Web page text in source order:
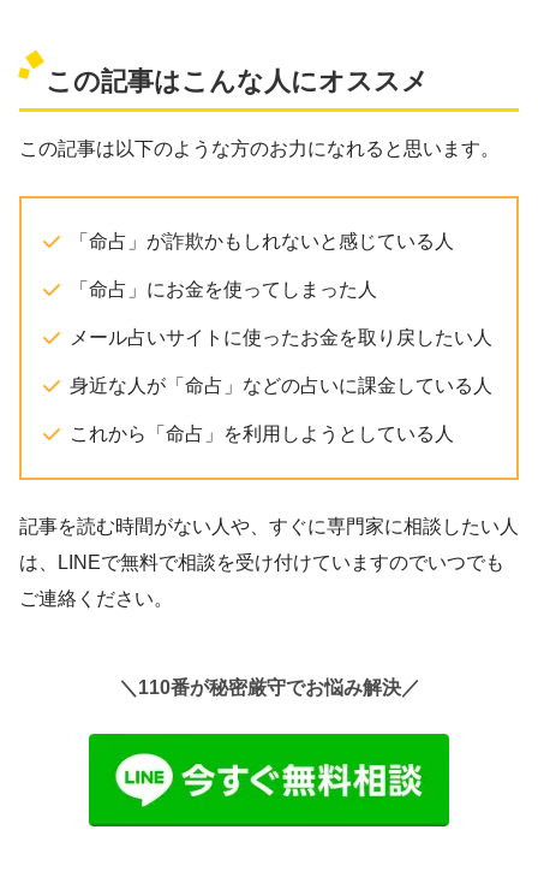
この記事はこんな人にオススメ
この記事は以下のような方のお力になれると思います。
「命占」が詐欺かもしれないと感じている人
「命占」にお金を使ってしまった人
メール占いサイトに使ったお金を取り戻したい人
身近な人が「命占」などの占いに課金している人
これから「命占」を利用しようとしている人
記事を読む時間がない人や、すぐに専門家に相談したい人
は、LINEで無料で相談を受け付けていますのでいつでも
ご連絡ください。
＼110番が秘密厳守でお悩み解決／